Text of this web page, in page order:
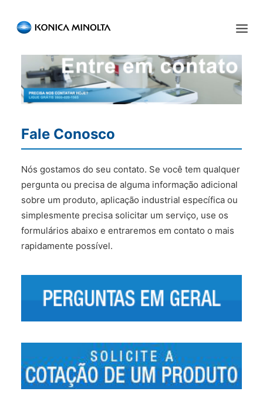
ENGLISH ESPAÑOL PORTUGUESE
INÍCIO
SERVIÇOS
INDÚSTRIA
RECURSOS
EVENTOS
QUEM SOMOS
Fale Conosco
Nós gostamos do seu contato. Se você tem qualquer
pergunta ou precisa de alguma informação adicional
sobre um produto, aplicação industrial específica ou
simplesmente precisa solicitar um serviço, use os
formulários abaixo e entraremos em contato o mais
rapidamente possível.